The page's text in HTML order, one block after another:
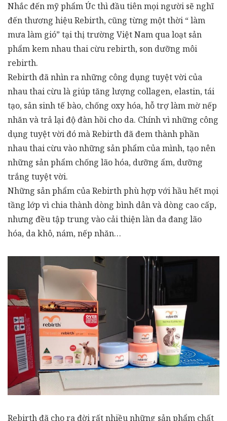
Nhắc đến mỹ phẩm Úc thì đầu tiên mọi người sẽ nghĩ
đến thương hiệu Rebirth, cũng từng một thời “ làm
mưa làm gió” tại thị trường Việt Nam qua loạt sản
phẩm kem nhau thai cừu rebirth, son dưỡng môi
rebirth.
Rebirth đã nhìn ra những công dụng tuyệt vời của
nhau thai cừu là giúp tăng lượng collagen, elastin, tái
tạo, sản sinh tế bào, chống oxy hóa, hỗ trợ làm mờ nếp
nhăn và trả lại độ đàn hồi cho da. Chính vì những công
dụng tuyệt vời đó mà Rebirth đã đem thành phần
nhau thai cừu vào những sản phẩm của mình, tạo nên
những sản phẩm chống lão hóa, dưỡng ẩm, dưỡng
trắng tuyệt vời.
Những sản phẩm của Rebirth phù hợp với hầu hết mọi
tầng lớp vì chia thành dòng bình dân và dòng cao cấp,
nhưng đều tập trung vào cải thiện làn da đang lão
hóa, da khô, nám, nếp nhăn…
Rebirth đã cho ra đời rất nhiều những sản phẩm chất